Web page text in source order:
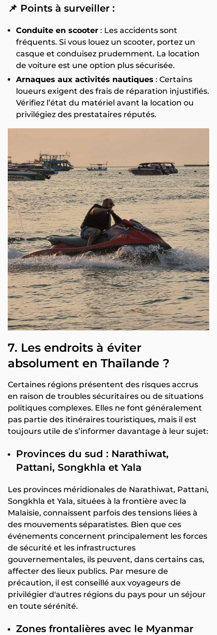
📌 Points à surveiller :
Conduite en scooter : Les accidents sont
fréquents. Si vous louez un scooter, portez un
casque et conduisez prudemment. La location
de voiture est une option plus sécurisée.
Arnaques aux activités nautiques : Certains
loueurs exigent des frais de réparation injustifiés.
Vérifiez l’état du matériel avant la location ou
privilégiez des prestataires réputés.
7. Les endroits à éviter
absolument en Thaïlande ?
Certaines régions présentent des risques accrus
en raison de troubles sécuritaires ou de situations
politiques complexes. Elles ne font généralement
pas partie des itinéraires touristiques, mais il est
toujours utile de s’informer davantage à leur sujet:
Provinces du sud : Narathiwat,
Pattani, Songkhla et Yala
Les provinces méridionales de Narathiwat, Pattani,
Songkhla et Yala, situées à la frontière avec la
Malaisie, connaissent parfois des tensions liées à
des mouvements séparatistes. Bien que ces
événements concernent principalement les forces
de sécurité et les infrastructures
gouvernementales, ils peuvent, dans certains cas,
affecter des lieux publics. Par mesure de
précaution, il est conseillé aux voyageurs de
privilégier d'autres régions du pays pour un séjour
en toute sérénité.
Zones frontalières avec le Myanmar